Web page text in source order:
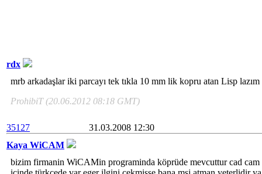
rdx
mrb arkadaşlar iki parcayı tek tıkla 10 mm lik kopru atan Lisp
ProhibiT (20.06.2012 08:18 GMT)
35127
31.03.2008 12:30
Kaya WiCAM
bizim firmanin WiCAMin programinda köprüde mevcuttur cad